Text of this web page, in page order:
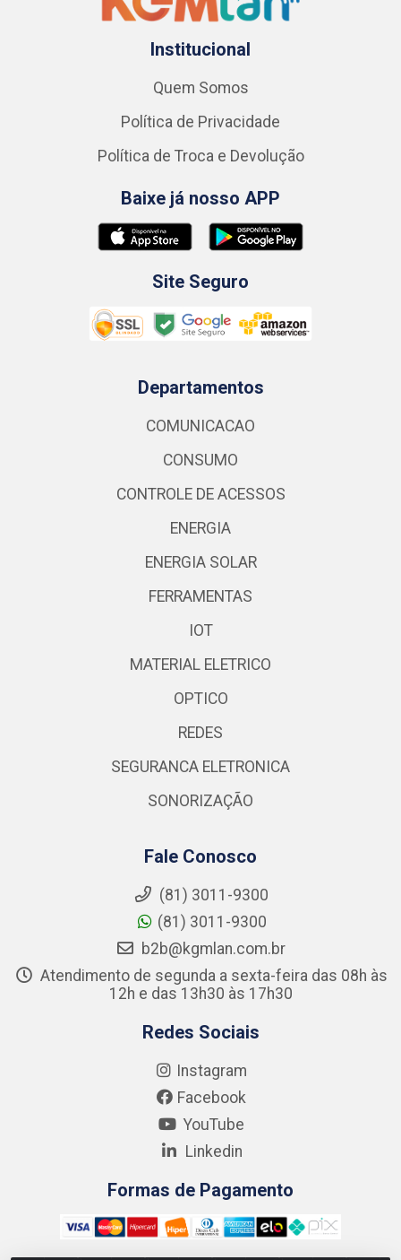
Institucional
Quem Somos
Política de Privacidade
Política de Troca e Devolução
Baixe já nosso APP
Site Seguro
Departamentos
COMUNICACAO
CONSUMO
CONTROLE DE ACESSOS
ENERGIA
ENERGIA SOLAR
FERRAMENTAS
IOT
MATERIAL ELETRICO
OPTICO
REDES
SEGURANCA ELETRONICA
SONORIZAÇÃO
Fale Conosco
(81) 3011-9300
(81) 3011-9300
b2b@kgmlan.com.br
Atendimento de segunda a sexta-feira das 08h às
12h e das 13h30 às 17h30
Redes Sociais
Instagram
Facebook
YouTube
Linkedin
Formas de Pagamento